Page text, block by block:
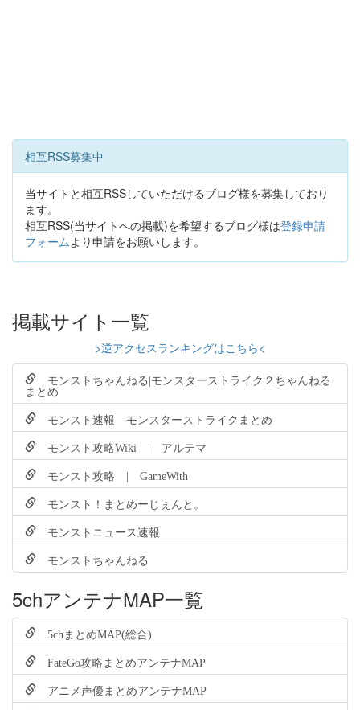
相互RSS募集中
当サイトと相互RSSしていただけるブログ様を募集しており
ます。
相互RSS(当サイトへの掲載)を希望するブログ様は登録申請
フォームより申請をお願いします。
掲載サイト一覧
>逆アクセスランキングはこちら<
モンストちゃんねる|モンスターストライク２ちゃんねる
まとめ
モンスト速報 モンスターストライクまとめ
モンスト攻略Wiki | アルテマ
モンスト攻略 | GameWith
モンスト！まとめーじぇんと。
モンストニュース速報
モンストちゃんねる
5chアンテナMAP一覧
5chまとめMAP(総合)
FateGo攻略まとめアンテナMAP
アニメ声優まとめアンテナMAP